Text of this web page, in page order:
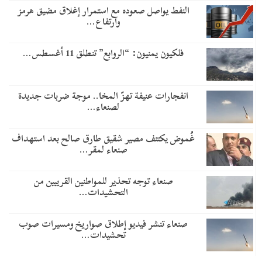
النفط يواصل صعوده مع استمرار إغلاق مضيق هرمز
وارتفاع…
فلكيون يمنيون: “الروابع” تنطلق 11 أغسطس…
انفجارات عنيفة تهزّ المخا.. موجة ضربات جديدة
لصنعاء…
غُموض يكتنف مصير شقيق طارق صالح بعد استهداف
صنعاء لمقر…
صنعاء توجه تحذير للمواطنين القريبين من
التحشيدات…
صنعاء تنشر فيديو إطلاق صواريخ ومسيرات صوب
تحشيدات…